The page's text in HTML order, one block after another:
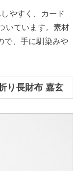
やすく、カード
いています。素材
で、手に馴染みや
り長財布 嘉玄